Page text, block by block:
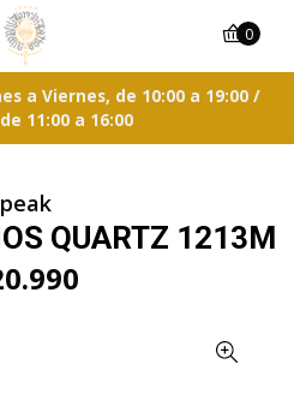
a Viernes, de 10:00 a 19:00 /
11:00 a 16:00
0
peak
QUARTZ 1213M